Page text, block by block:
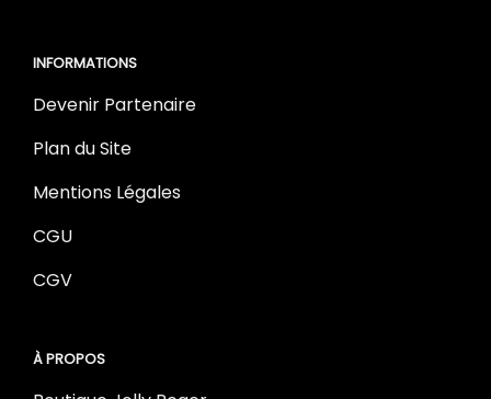
INFORMATIONS
Devenir Partenaire
Plan du Site
Mentions Légales
CGU
CGV
À PROPOS